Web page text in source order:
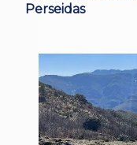
Perseidas